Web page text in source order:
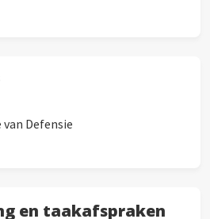
Defensie
en taakafspraken